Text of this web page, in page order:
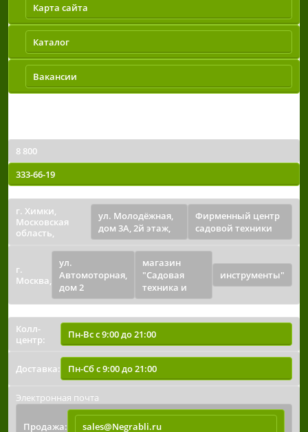
Карта сайта
Каталог
Вакансии
8 800
333-66-19
г. Химки,
Московская
область,
ул. Молодёжная,
дом 3А, 2й этаж,
Фирменный центр
садовой техники
г.
Москва,
ул.
Автомоторная,
дом 2
магазин
"Садовая
техника и
инструменты"
Колл-
центр:
Пн-Вс с 9:00 до 21:00
Доставка: Пн-Сб с 9:00 до 21:00
Электронная почта
Продажа: sales@Negrabli.ru